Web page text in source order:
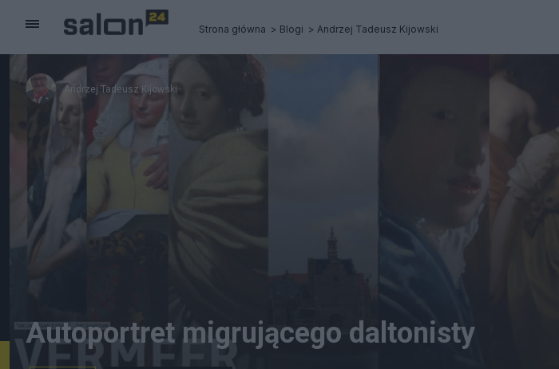
Strona główna Blogi Andrzej Tadeusz Kijowski
Andrzej Tadeusz Kijowski
Autoportret migrującego daltonisty